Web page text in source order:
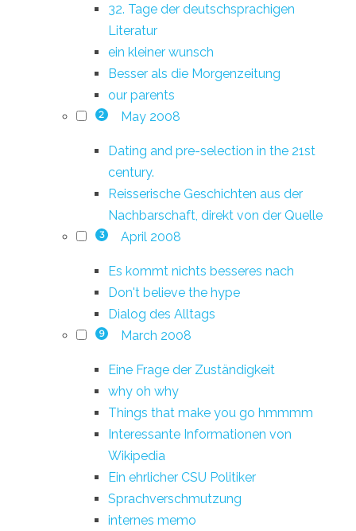
32. Tage der deutschsprachigen
Literatur
ein kleiner wunsch
Besser als die Morgenzeitung
our parents
2 May 2008
Dating and pre-selection in the 21st
century.
Reisserische Geschichten aus der
Nachbarschaft, direkt von der Quelle
3 April 2008
Es kommt nichts besseres nach
Don't believe the hype
Dialog des Alltags
9 March 2008
Eine Frage der Zuständigkeit
why oh why
Things that make you go hmmmm
Interessante Informationen von
Wikipedia
Ein ehrlicher CSU Politiker
Sprachverschmutzung
internes memo